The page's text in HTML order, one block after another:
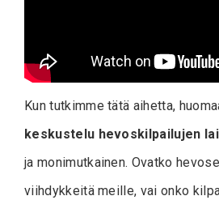
Kun tutkimme tätä aihetta,
keskustelu hevoskilpailujen
ja monimutkainen. Ovatko
viihdykkeitä meille, vai onko